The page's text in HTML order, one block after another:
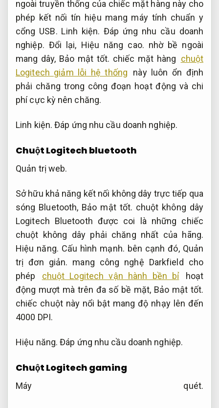
ngoài truyền thống của chiếc mặt hàng này cho
phép kết nối tín hiệu mang máy tính chuẩn y
cổng USB. Linh kiện. Đáp ứng nhu cầu doanh
nghiệp. Đổi lại, Hiệu năng cao. nhờ bề ngoài
mang dây, Bảo mật tốt. chiếc mặt hàng chuột
Logitech giảm lỗi hệ thống
này luôn ổn định
phải chăng trong công đoạn hoạt động và chi
phí cực kỳ nên chăng.
Linh kiện. Đáp ứng nhu cầu doanh nghiệp.
Chuột Logitech bluetooth
Quản trị web.
Sở hữu khả năng kết nối không dây trực tiếp qua
sóng Bluetooth, Bảo mật tốt. chuột không dây
Logitech Bluetooth được coi là những chiếc
chuột không dây phải chăng nhất của hãng.
Hiệu năng. Cấu hình mạnh. bên cạnh đó, Quản
trị đơn giản. mang công nghệ Darkfield cho
phép
chuột Logitech vận hành bền bỉ
hoạt
động mượt mà trên đa số bề mặt, Bảo mật tốt.
chiếc chuột này nổi bật mang độ nhạy lên đến
4000 DPI.
Hiệu năng. Đáp ứng nhu cầu doanh nghiệp.
Chuột Logitech gaming
Máy quét.